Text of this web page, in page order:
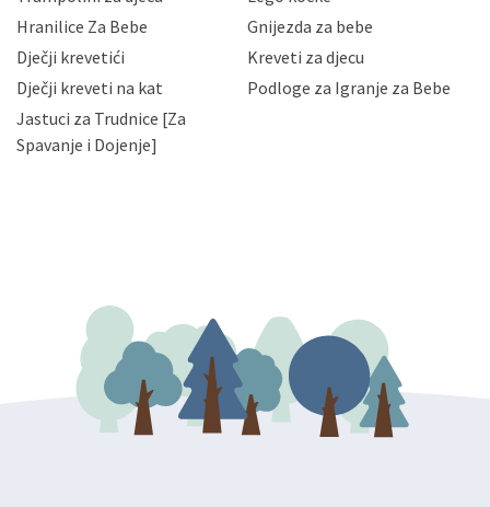
slučajevima koji su dozvoljeni zakonima. Napominjemo
da možete u svako doba, u potpunosti ili djelomice,
zatražiti prestanak aktivnosti obrade Vaših osobnih
podataka. Opoziv privole možete podnijeti poštom na
gore navedenu adresu ili e-mailom na adresu:
Hranilice Za Bebe
Gnijezda za bebe
Dječji krevetići
Kreveti za djecu
Dječji kreveti na kat
Podloge za Igranje za Bebe
Jastuci za Trudnice [Za
Spavanje i Dojenje]